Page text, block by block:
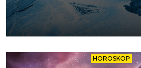
HOROSKOP